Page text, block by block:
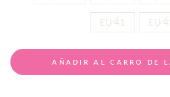
EU 41 EU
AÑADIR AL CARRO DE